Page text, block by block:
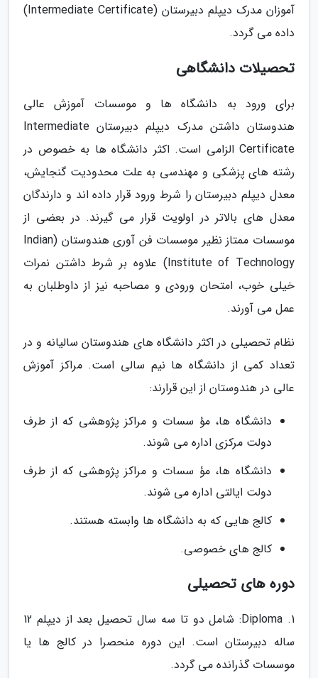
آموزان مدرک دیپلم دبیرستان (Intermediate Certificate)
داده می گردد.
تحصیلات دانشگاهی
برای ورود به دانشگاه ها و موسسات آموزش عالی
هندوستان داشتن مدرک دیپلم دبیرستان Intermediate
Certificate الزامی است. اکثر دانشگاه ها به خصوص در
رشته های پزشکی و مهندسی به علت محدودیت گنجایش،
معدل دیپلم دبیرستان را شرط ورود قرار داده اند و دارندگان
معدل های بالاتر در اولویت قرار می گیرند. در بعضی از
موسسات ممتاز نظیر موسسات فن آوری هندوستان (Indian
Institute of Technology) علاوه بر شرط داشتن نمرات
خیلی خوب، امتحان ورودی و مصاحبه نیز از داوطلبان به
عمل می آورند.
نظام تحصیلی در اکثر دانشگاه های هندوستان سالیانه و در
تعداد کمی از دانشگاه ها نیم سالی است. مراکز آموزش
عالی در هندوستان از این قرارند:
دانشگاه ها، مؤ سسات و مراکز پژوهشی که از طرف
دولت مرکزی اداره می شوند.
دانشگاه ها، مؤ سسات و مراکز پژوهشی که از طرف
دولت ایالتی اداره می شوند.
کالج هایی که به دانشگاه ها وابسته هستند.
کالج های خصوصی.
دوره های تحصیلی
Diploma .1: شامل دو تا سه سال تحصیل بعد از دیپلم 12
ساله دبیرستان است. این دوره منحصرا در کالج ها یا
موسسات گذرانده می گردد.